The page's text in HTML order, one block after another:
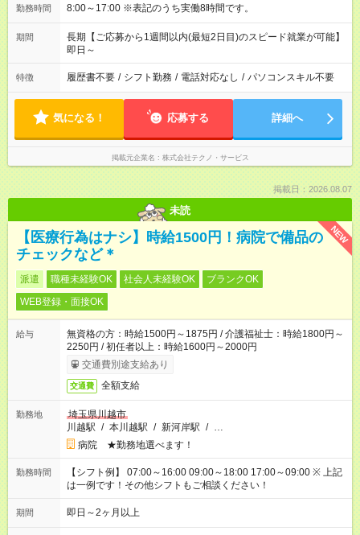
勤務時間 8:00～17:00 ※表記のうち実働8時間です。
期間
長期【ご応募から1週間以内(最短2日目)のスピード就業が可能】
即日～
特徴 履歴書不要 / シフト勤務 / 電話対応なし / パソコンスキル不要
気になる！ 応募する 詳細へ
掲載元企業名 株式会社テクノ・サービス
掲載日：2026.08.07
未読
NEW
【医療行為はナシ】時給1500円！病院で備品の
チェックなど＊
派遣 職種未経験OK 社会人未経験OK
ブランクOK
WEB登録・面接OK
給与
無資格の方：時給1500円～1875円 / 介護福祉士：時給1800円～
2250円 / 初任者以上：時給1600円～2000円
交通費別途支給あり
交通費 全額支給
勤務地
埼玉県川越市
川越駅 / 本川越駅 / 新河岸駅 / …
病院 ★勤務地選べます！
勤務時間
【シフト例】 07:00～16:00 09:00～18:00 17:00～09:00 ※ 上記
は一例です！その他シフトもご相談ください！
期間 即日～2ヶ月以上